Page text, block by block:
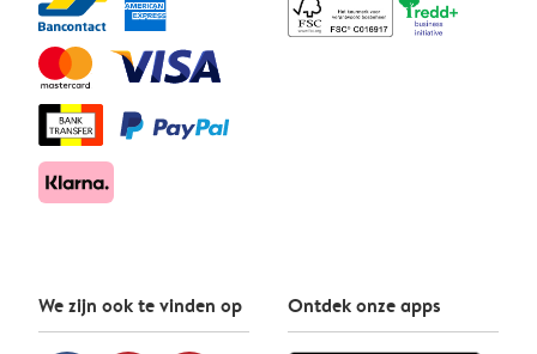
We zijn ook te vinden op Ontdek onze apps